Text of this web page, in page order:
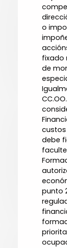
o
fixado
de
custos
debe
punto